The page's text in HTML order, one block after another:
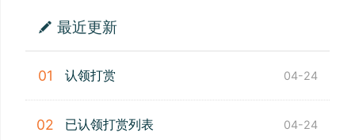
最近更新
01 认领打赏 04-24
02 已认领打赏列表 04-24